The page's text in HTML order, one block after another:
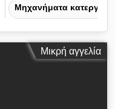
Μηχανήματα
Μικρή αγγελία